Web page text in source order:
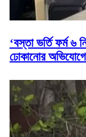
‘বস্তা ভর্তি ফর্ম ৬
ঢোকানোর